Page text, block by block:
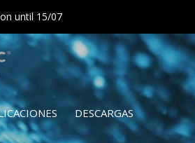
DESCARGAS
until 15/07